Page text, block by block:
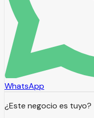
WhatsApp
¿Este negocio es tuyo?